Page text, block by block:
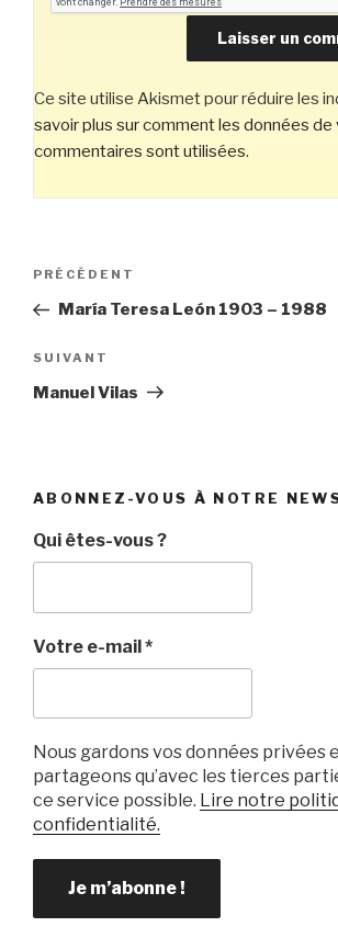
Ce site utilise Akismet pour réduire les
savoir plus sur comment les données de
commentaires sont utilisées.
Navigation
l’article
Article
précédent
PRÉCÉDENT
María Teresa León 1903 – 1988
Article
suivant
SUIVANT
Manuel Vilas
ABONNEZ-VOUS À NOTRE
Qui êtes-vous ?
Votre e-mail*
Nous gardons vos données privées
partageons qu’avec les tierces
ce service possible. Lire notre
confidentialité.